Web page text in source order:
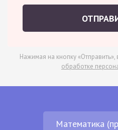
Нажимая на кнопку
обработке
Математика